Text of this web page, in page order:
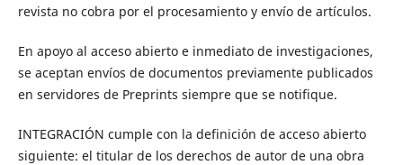
revista no cobra por el procesamiento y envío de artículos.
En apoyo al acceso abierto e inmediato de investigaciones,
se aceptan envíos de documentos previamente publicados
en servidores de Preprints siempre que se notifique.
INTEGRACIÓN cumple con la definición de acceso abierto
siguiente: el titular de los derechos de autor de una obra